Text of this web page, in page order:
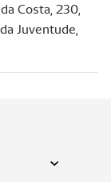
Costa, 230,
Juventude,